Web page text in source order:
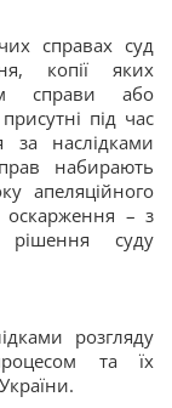
справах суд
копії яких
справи або
під час
за наслідками
набирають
апеляційного
оскарження – з
рішення суду
розгляду
та їх
України.